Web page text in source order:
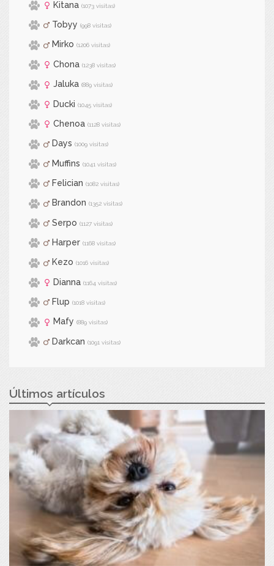
Kitana (1073 visitas)
Tobyy (998 visitas)
Mirko (1206 visitas)
Chona (1238 visitas)
Jaluka (889 visitas)
Ducki (1045 visitas)
Chenoa (1128 visitas)
Days (1009 visitas)
Muffins (1041 visitas)
Felician (1082 visitas)
Brandon (1352 visitas)
Serpo (1127 visitas)
Harper (1168 visitas)
Kezo (1016 visitas)
Dianna (1164 visitas)
Flup (1018 visitas)
Mafy (889 visitas)
Darkcan (1091 visitas)
Últimos artículos